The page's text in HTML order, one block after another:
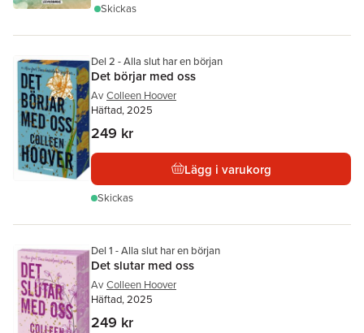
Skickas
Del 2 - Alla slut har en början
Det börjar med oss
Av Colleen Hoover
Häftad, 2025
249 kr
Lägg i varukorg
Skickas
Del 1 - Alla slut har en början
Det slutar med oss
Av Colleen Hoover
Häftad, 2025
249 kr